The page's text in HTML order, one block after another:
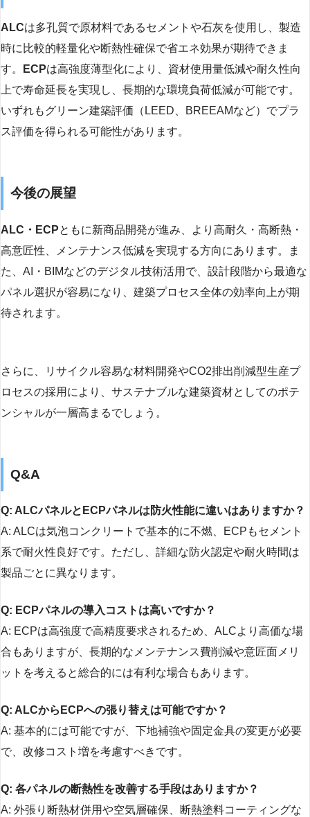
ALCは多孔質で原材料であるセメントや石灰を使用し、製造
時に比較的軽量化や断熱性確保で省エネ効果が期待できま
す。
ECPは高強度薄型化により、資材使用量低減や耐久性向
上で寿命延長を実現し、長期的な環境負荷低減が可能です。
いずれもグリーン建築評価（LEED、BREEAMなど）でプラ
ス評価を得られる可能性があります。
今後の展望
ALC・ECPともに新商品開発が進み、より高耐久・高断熱・
高意匠性、メンテナンス低減を実現する方向にあります。ま
た、AI・BIMなどのデジタル技術活用で、設計段階から最適な
パネル選択が容易になり、建築プロセス全体の効率向上が期
待されます。
さらに、リサイクル容易な材料開発やCO2排出削減型生産プ
ロセスの採用により、サステナブルな建築資材としてのポテ
ンシャルが一層高まるでしょう。
Q&A
Q: ALCパネルとECPパネルは防火性能に違いはありますか？
A: ALCは気泡コンクリートで基本的に不燃、ECPもセメント
系で耐火性良好です。ただし、詳細な防火認定や耐火時間は
製品ごとに異なります。
Q: ECPパネルの導入コストは高いですか？
A: ECPは高強度で高精度要求されるため、ALCより高価な場
合もありますが、長期的なメンテナンス費削減や意匠面メリ
ットを考えると総合的には有利な場合もあります。
Q: ALCからECPへの張り替えは可能ですか？
A: 基本的には可能ですが、下地補強や固定金具の変更が必要
で、改修コスト増を考慮すべきです。
Q: 各パネルの断熱性を改善する手段はありますか？
A: 外張り断熱材併用や空気層確保、断熱塗料コーティングな